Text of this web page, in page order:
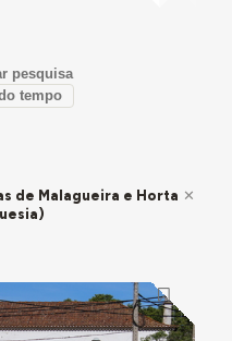
pesquisa
tempo
de Malagueira e Horta